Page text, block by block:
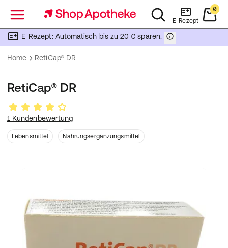
Menü E-Rezept
0
E-Rezept: Automatisch bis zu 20 € sparen.
Home RetiCap® DR
RetiCap® DR
1 Kundenbewertung
Lebensmittel Nahrungsergänzungsmittel